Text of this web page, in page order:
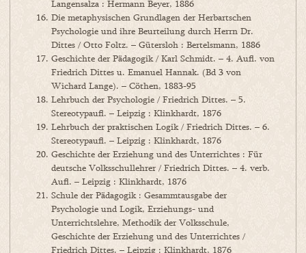
Langensalza : Hermann Beyer, 1886
Die metaphysischen Grundlagen der Herbartschen
Psychologie und ihre Beurteilung durch Herrn Dr.
Dittes / Otto Foltz. – Gütersloh : Bertelsmann, 1886
Geschichte der Pädagogik / Karl Schmidt. – 4. Aufl. von
Friedrich Dittes u. Emanuel Hannak. (Bd 3 von
Wichard Lange). – Cöthen, 1883-95
Lehrbuch der Psychologie / Friedrich Dittes. – 5.
Stereotypaufl. – Leipzig : Klinkhardt, 1876
Lehrbuch der praktischen Logik / Friedrich Dittes. – 6.
Stereotypaufl. – Leipzig : Klinkhardt, 1876
Geschichte der Erziehung und des Unterrichtes : Für
deutsche Volksschullehrer / Friedrich Dittes. – 4. verb.
Aufl. – Leipzig : Klinkhardt, 1876
Schule der Pädagogik : Gesammtausgabe der
Psychologie und Logik, Erziehungs- und
Unterrichtslehre, Methodik der Volksschule,
Geschichte der Erziehung und des Unterrichtes /
Friedrich Dittes. – Leipzig : Klinkhardt, 1876